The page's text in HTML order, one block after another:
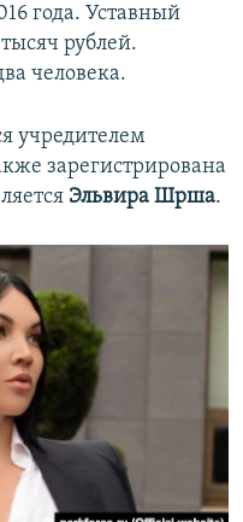
года. Уставный
рублей.
человека.
учредителем
зарегистрирована
Эльвира Шрша.